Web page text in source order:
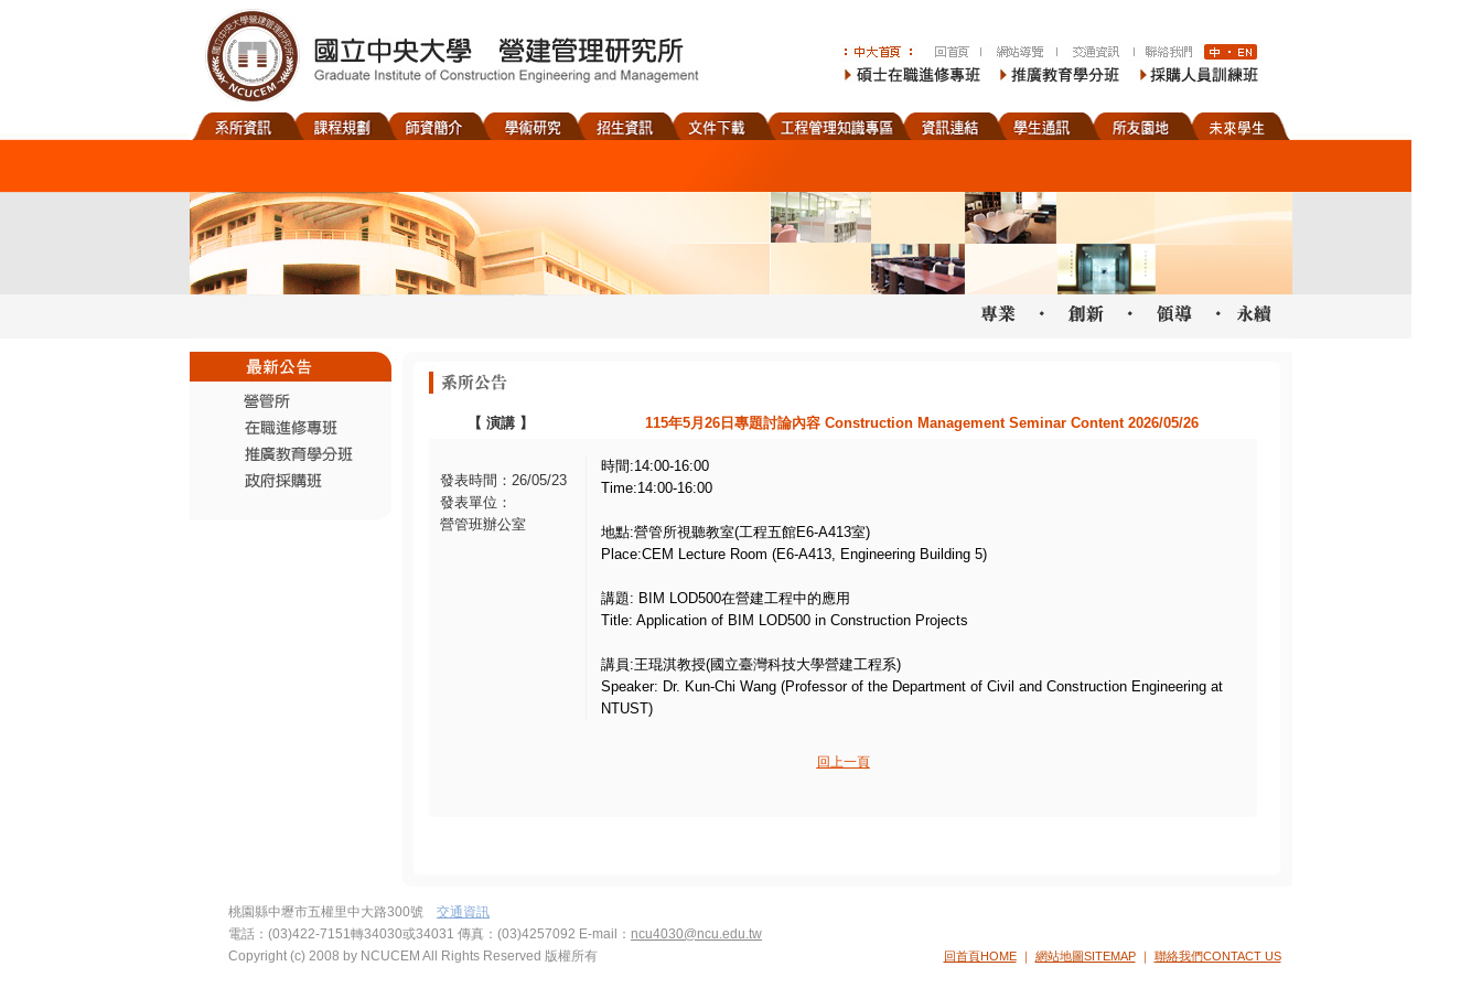
【 演講 】 115年5月26日專題討論內容 Construction Management Seminar Content 2026/05/26
發表時間：26/05/23
發表單位：
營管班辦公室
時間:14:00-16:00
Time:14:00-16:00
地點:營管所視聽教室(工程五館E6-A413室)
Place:CEM Lecture Room (E6-A413, Engineering Building 5)
講題: BIM LOD500在營建工程中的應用
Title: Application of BIM LOD500 in Construction Projects
講員:王琨淇教授(國立臺灣科技大學營建工程系)
Speaker: Dr. Kun-Chi Wang (Professor of the Department of Civil and Construction Engineering at
NTUST)
回上一頁
桃園縣中壢市五權里中大路300號 交通資訊
電話：(03)422-7151轉34030或34031 傳真：(03)4257092 E-mail： ncu4030@ncu.edu.tw
Copyright (c) 2008 by NCUCEM All Rights Reserved 版權所有
回首頁HOME｜ 網站地圖SITEMAP｜ 聯絡我們CONTACT US